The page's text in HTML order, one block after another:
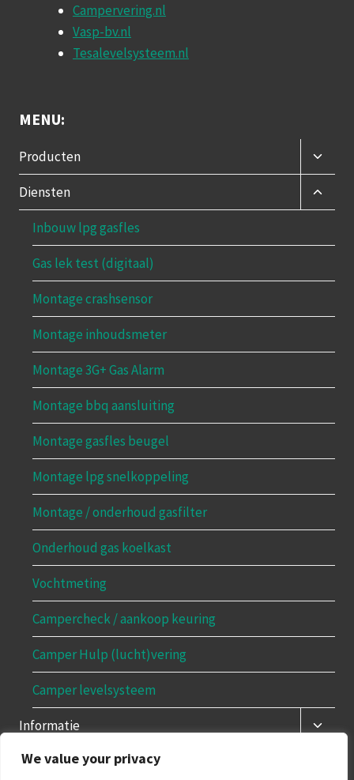
We value your privacy
Campervering.nl
Vasp-bv.nl
Tesalevelsysteem.nl
MENU:
Producten
Toggle
Diensten
Toggle
Inbouw lpg gasfles
Gas lek test (digitaal)
Montage crashsensor
Montage inhoudsmeter
Montage 3G+ Gas Alarm
Montage bbq aansluiting
Montage gasfles beugel
Montage lpg snelkoppeling
Montage / onderhoud gasfilter
Onderhoud gas koelkast
Vochtmeting
Campercheck / aankoop keuring
Camper Hulp (lucht)vering
Camper levelsysteem
Informatie
Toggle
Contact